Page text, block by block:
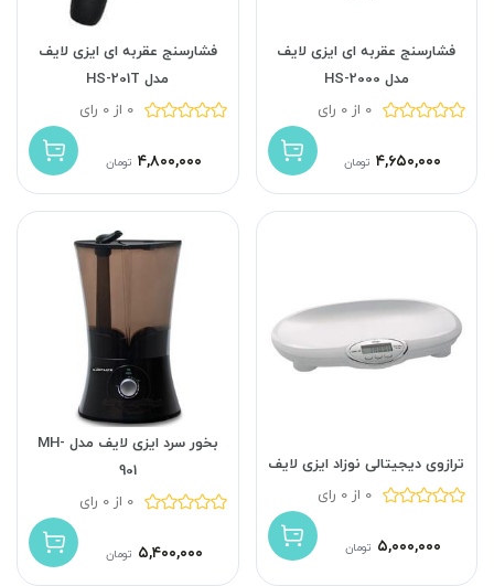
فشارسنج عقربه ای ایزی لایف
مدل HS-2000
0 از 0 رای
۴,۶۵۰,۰۰۰ تومان
فشارسنج عقربه ای ایزی لایف
مدل HS-201T
0 از 0 رای
۴,۸۰۰,۰۰۰ تومان
ترازوی دیجیتالی نوزاد ایزی لایف
0 از 0 رای
۵,۰۰۰,۰۰۰ تومان
بخور سرد ایزی لایف مدل MH-
901
0 از 0 رای
۵,۴۰۰,۰۰۰ تومان